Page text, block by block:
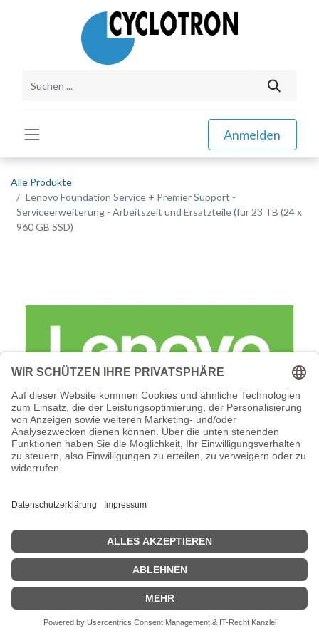
Anmelden
Alle Produkte
Lenovo Foundation Service + Premier Support -
Serviceerweiterung - Arbeitszeit und Ersatzteile (für 23 TB (24 x
960 GB SSD)
Lenovo Foundation Service + Premier
Support - Serviceerweiterung -
Arbeitszeit und Ersatzteile (für 23 TB (24
x 960 GB SSD)
Lenovo Foundation Service + Premier Support -